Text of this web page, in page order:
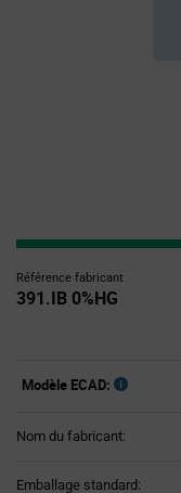
Référence fabricant
391.IB 0%HG
Modèle ECAD:
Nom du fabricant:
Emballage standard: